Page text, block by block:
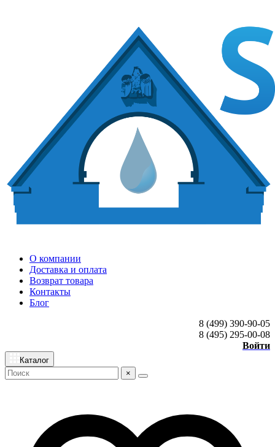
О компании
Доставка и оплата
Возврат товара
Контакты
Блог
8 (499) 390-90-05
8 (495) 295-00-08
Войти
Каталог
×